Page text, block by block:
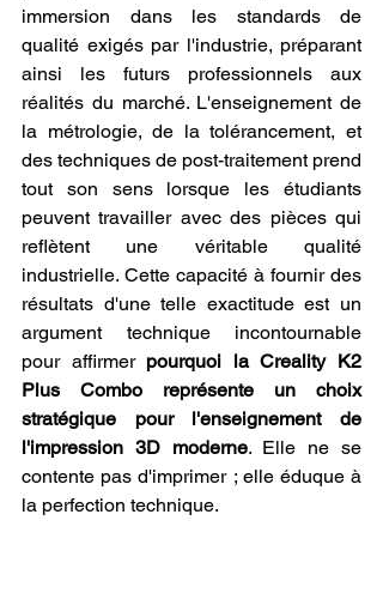
immersion dans les standards de
qualité exigés par l'industrie, préparant
ainsi les futurs professionnels aux
réalités du marché. L'enseignement de
la métrologie, de la tolérancement, et
des techniques de post-traitement prend
tout son sens lorsque les étudiants
peuvent travailler avec des pièces qui
reflètent une véritable qualité
industrielle. Cette capacité à fournir des
résultats d'une telle exactitude est un
argument technique incontournable
pour affirmer pourquoi la Creality K2
Plus Combo représente un choix
stratégique pour l'enseignement de
l'impression 3D moderne. Elle ne se
contente pas d'imprimer ; elle éduque à
la perfection technique.